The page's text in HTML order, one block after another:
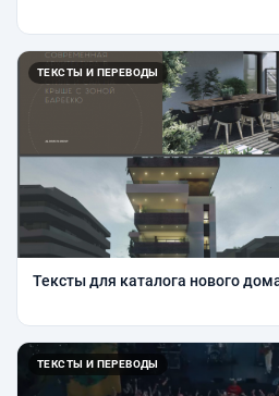
ТЕКСТЫ И ПЕРЕВОДЫ
Тексты для каталога нового
ТЕКСТЫ И ПЕРЕВОДЫ